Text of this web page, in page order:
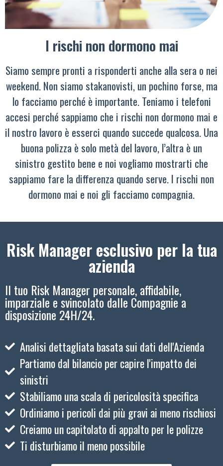
I rischi non dormono mai
Siamo sempre pronti a risponderti anche alla sera o nei
weekend. Non siamo stakanovisti, un pochino forse, ma
lo facciamo perché è importante. Teniamo i telefoni
accesi perché sappiamo che i rischi non dormono mai e
il nostro lavoro è esserci quando succede qualcosa. Una
buona polizza è solo metà del lavoro, l’altra è un
sinistro gestito bene e noi vogliamo mostrarti che
sappiamo fare la differenza quando serve. I rischi non
dormono mai e noi gli facciamo compagnia.
Risk Manager esclusivo per la tua
azienda
Il tuo Risk Manager personale, affidabile,
imparziale e svincolato dalle Compagnie a
disposizione 24H/24.
Analisi dettagliata basata sui dati dell'Azienda
Partiamo dal bilancio per capire l'impatto dei
sinistri
Stabiliamo una scala di pericolosità specifica
Ordiniamo i pericoli dai più gravi ai meno rischiosi
Creiamo un capitolato di appalto per le polizze
Ti disturbiamo il meno possibile